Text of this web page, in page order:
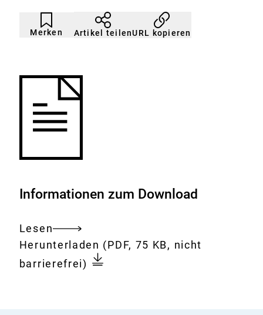
Merken
Artikel
nicht
gemerkt
Durch
Klicken
der
Artikel teilenURL kopieren
Informationen zum Download
Lesen
Gesamtes
Dokument
Download:
Herunterladen BfR
befürwortet
(PDF, 75 KB, nicht
barrierefrei)